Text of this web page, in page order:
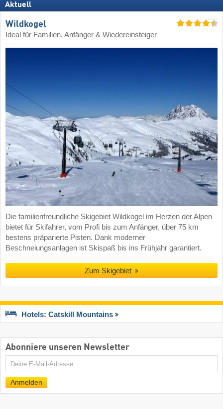
Aktuell
Wildkogel
Ideal für Familien, Anfänger & Wiedereinsteiger
Die familienfreundliche Skigebiet Wildkogel im Herzen der Alpen
bietet für Skifahrer, vom Profi bis zum Anfänger, über 75 km
bestens präparierte Pisten. Dank moderner
Beschneiungsanlagen ist Skispaß bis ins Frühjahr garantiert.
Zum Skigebiet
Hotels: Catskill Mountains
Abonniere unseren Newsletter
E-
Anmelden